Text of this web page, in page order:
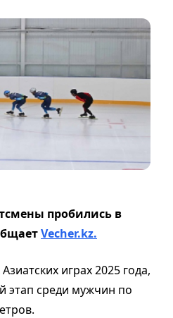
пробились в
Vecher.kz.
играх 2025 года,
этап среди мужчин по